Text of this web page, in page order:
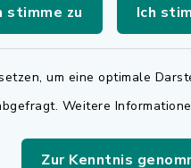
stimme zu Ich
um eine optimale
Weitere
Zur Kenntnis
sich